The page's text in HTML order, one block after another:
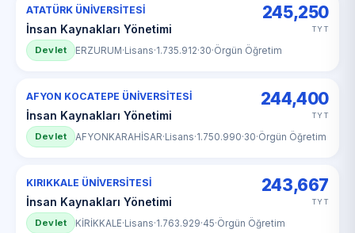
ATATÜRK ÜNİVERSİTESİ
İnsan Kaynakları Yönetimi
245,250
TYT
Devlet ERZURUM·Lisans·1.735.912·30·Örgün Öğretim
AFYON KOCATEPE ÜNİVERSİTESİ
İnsan Kaynakları Yönetimi
244,400
TYT
Devlet AFYONKARAHİSAR·Lisans·1.750.990·30·Örgün Öğretim
KIRIKKALE ÜNİVERSİTESİ
İnsan Kaynakları Yönetimi
243,667
TYT
Devlet KİRİKKALE·Lisans·1.763.929·45·Örgün Öğretim